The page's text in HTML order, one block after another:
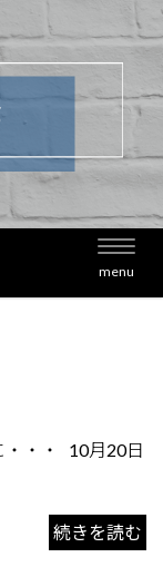
menu
・・・ 10月20日
続きを読む